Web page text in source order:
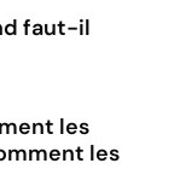
faut-il
les
les